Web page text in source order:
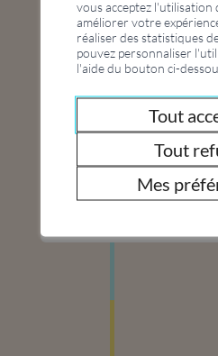
Travailleur social en
Poste mis en soumission
dans le cadre du
cantonal (PIC)
Interdiction générale
En raison d’un très fort
Valais décrète une
vous acceptez l'utilisation
améliorer votre
réaliser des statistiques
pouvez personnaliser
l'aide du bouton ci-
Tout
Tout
Mes